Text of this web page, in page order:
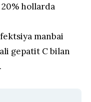
hollarda
manbai
gepatit C bilan